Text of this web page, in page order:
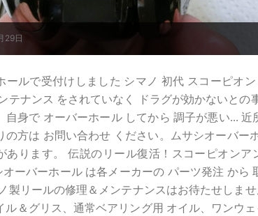
29日
ールで受付けしました シマノ 初代 スコーピオ
テナンス をされていなく ドラグが効かないとの
自身で オーバーホール してから 調子が悪い...
の方は お問い合わせ ください。ムサシオーバー
あります。 伝説のリール復活！スコーピオン
オーバーホール は各メーカーの パーツ発注 から
製リールの修理＆メンテナンスはお待たせしま
ル＆グリス、通常ベアリング用 オイル、ワンウ